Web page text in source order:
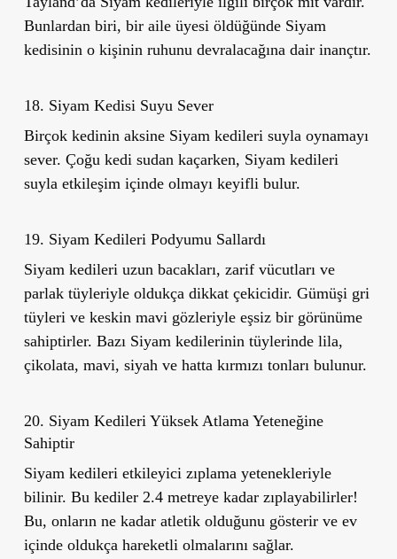
Bunlardan biri, bir aile üyesi öldüğünde Siyam
kedisinin o kişinin ruhunu devralacağına dair inançtır.
18. Siyam Kedisi Suyu Sever
Birçok kedinin aksine Siyam kedileri suyla oynamayı
sever. Çoğu kedi sudan kaçarken, Siyam kedileri
suyla etkileşim içinde olmayı keyifli bulur.
19. Siyam Kedileri Podyumu Sallardı
Siyam kedileri uzun bacakları, zarif vücutları ve
parlak tüyleriyle oldukça dikkat çekicidir. Gümüşi gri
tüyleri ve keskin mavi gözleriyle eşsiz bir görünüme
sahiptirler. Bazı Siyam kedilerinin tüylerinde lila,
çikolata, mavi, siyah ve hatta kırmızı tonları bulunur.
20. Siyam Kedileri Yüksek Atlama Yeteneğine
Sahiptir
Siyam kedileri etkileyici zıplama yetenekleriyle
bilinir. Bu kediler 2.4 metreye kadar zıplayabilirler!
Bu, onların ne kadar atletik olduğunu gösterir ve ev
içinde oldukça hareketli olmalarını sağlar.